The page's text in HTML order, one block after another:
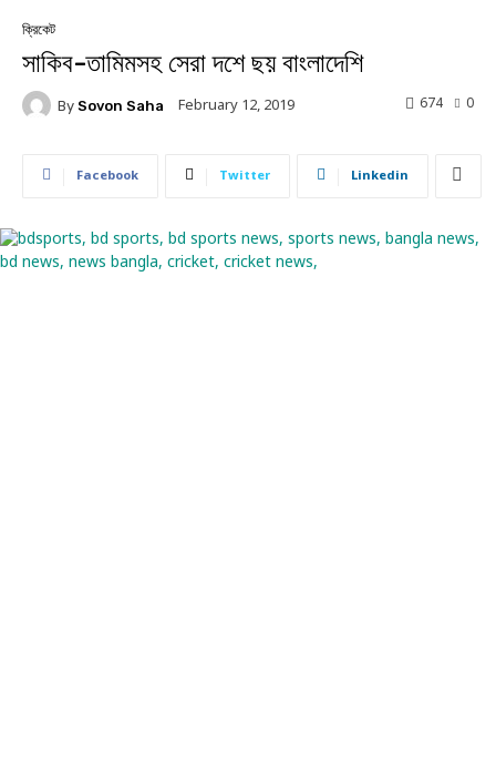
ক্রিকেট
সাকিব-তামিমসহ সেরা দশে ছয় বাংলাদেশি
By Sovon Saha February 12, 2019 0
674
Facebook Twitter Linkedin